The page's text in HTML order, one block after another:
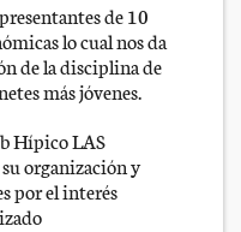
de 10
lo cual nos da
de la disciplina de
más jóvenes.
Hípico LAS
organización y
por el interés